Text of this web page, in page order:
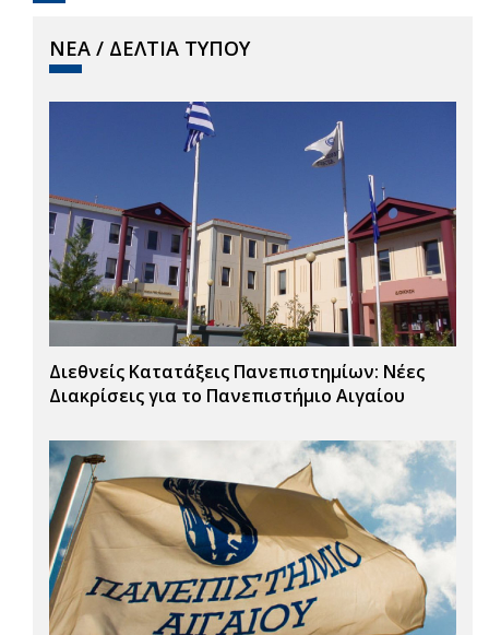
ΝΕΑ / ΔΕΛΤΙΑ ΤΥΠΟΥ
Διεθνείς Κατατάξεις Πανεπιστημίων: Νέες
Διακρίσεις για το Πανεπιστήμιο Αιγαίου